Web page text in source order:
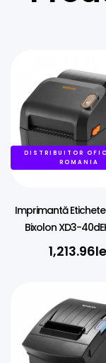
DISTRIBUITOR
ROMANIA
Imprimantă
Bixolon XD3-
Ethernet |
1,213.96